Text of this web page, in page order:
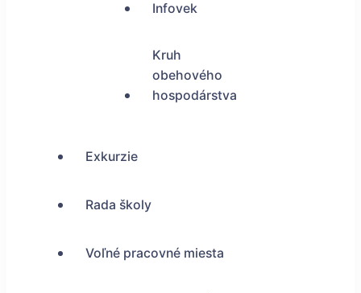
Infovek
Kruh
obehového
hospodárstva
Exkurzie
Rada školy
Voľné pracovné miesta